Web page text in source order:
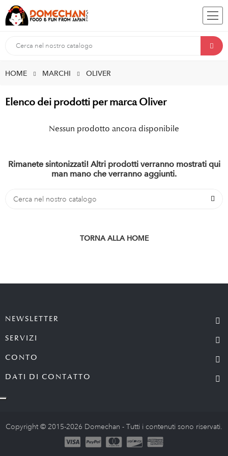
HOME MARCHI OLIVER
Elenco dei prodotti per marca Oliver
Nessun prodotto ancora disponibile
Rimanete sintonizzati! Altri prodotti verranno mostrati qui
man mano che verranno aggiunti.
TORNA ALLA HOME
NEWSLETTER
SERVIZI
CONTO
DATI DI CONTATTO
Copyright © 2015-2026 Domechan - Tutti i contenuti sono riservati.